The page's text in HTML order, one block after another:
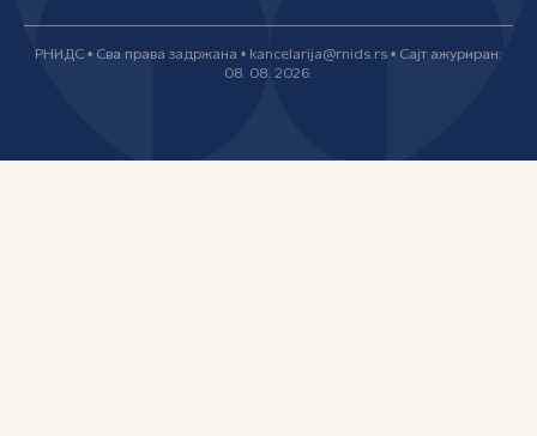
РНИДС • Сва права задржана • kancelarija@rnids.rs • Сајт ажуриран:
08. 08. 2026.